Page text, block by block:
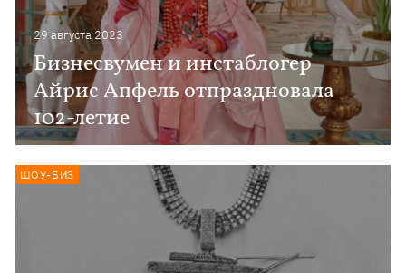
29 августа 2023
Бизнесвумен и инстаблогер
Айрис Апфель отпраздновала
102-летие
ШОУ-БИЗ